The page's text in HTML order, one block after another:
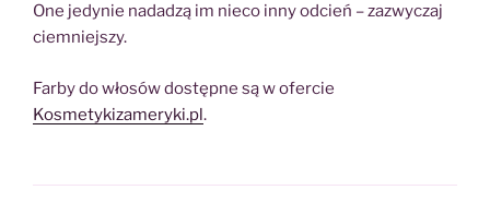
One jedynie nadadzą im nieco inny odcień – zazwyczaj
ciemniejszy.
Farby do włosów dostępne są w ofercie
Kosmetykizameryki.pl.